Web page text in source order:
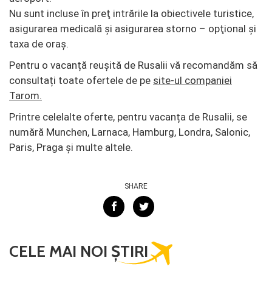
Nu sunt incluse în preţ intrările la obiectivele turistice,
asigurarea medicală şi asigurarea storno – opţional și
taxa de oraş.
Pentru o vacanță reușită de Rusalii vă recomandăm să
consultați toate ofertele de pe site-ul companiei
Tarom.
Printre celelalte oferte, pentru vacanța de Rusalii, se
numără Munchen, Larnaca, Hamburg, Londra, Salonic,
Paris, Praga și multe altele.
SHARE
CELE MAI NOI ȘTIRI